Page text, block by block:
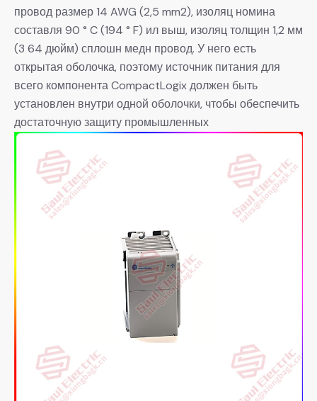
провод размер 14 AWG (2,5 mm2), изоляц номина
составля 90 ° C (194 ° F) ил выш, изоляц толщин 1,2 мм
(3 64 дюйм) сплошн медн провод. У него есть
открытая оболочка, поэтому источник питания для
всего компонента CompactLogix должен быть
установлен внутри одной оболочки, чтобы обеспечить
достаточную защиту промышленных